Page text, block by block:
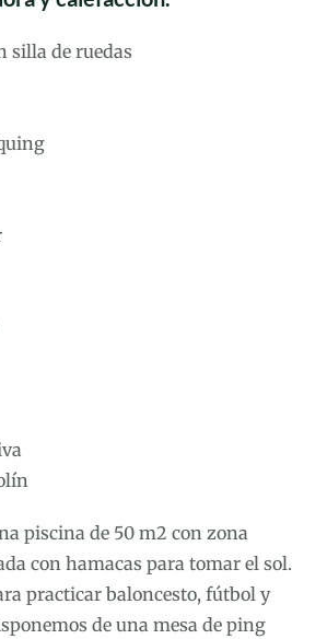
silla de ruedas
piscina de 50 m2 con zona
con hamacas para tomar el sol.
practicar baloncesto, fútbol y
de una mesa de ping